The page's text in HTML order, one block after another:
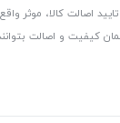
اصالت کالا،
کیفیت و اصالت